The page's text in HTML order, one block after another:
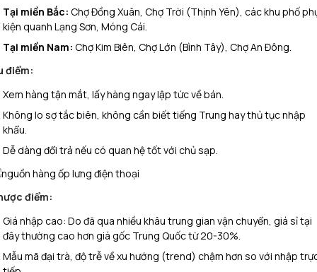
Tại miền Bắc: Chợ Đồng Xuân, Chợ Trời (Thịnh Yên), các khu phố
kiện quanh Lạng Sơn, Móng Cái.
Tại miền Nam: Chợ Kim Biên, Chợ Lớn (Bình Tây), Chợ An Đông.
điểm:
Xem hàng tận mắt, lấy hàng ngay lập tức về bán.
Không lo sợ tắc biên, không cần biết tiếng Trung hay thủ tục nhập
khẩu.
Dễ dàng đổi trả nếu có quan hệ tốt với chủ sạp.
điểm:
Giá nhập cao: Do đã qua nhiều khâu trung gian vận chuyển, giá sỉ tại
đây thường cao hơn giá gốc Trung Quốc từ 20-30%.
Mẫu mã đại trà, độ trễ về xu hướng (trend) chậm hơn so với nhập